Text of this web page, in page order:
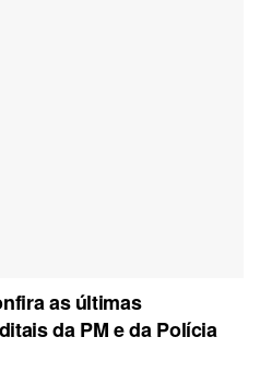
as últimas
da PM e da Polícia